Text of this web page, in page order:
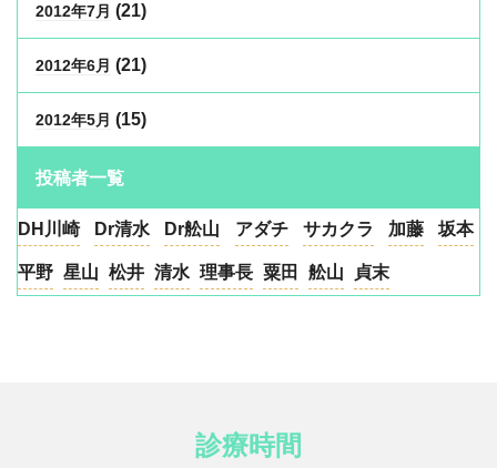
2012年7月 (21)
2012年6月 (21)
2012年5月 (15)
投稿者一覧
DH川崎 Dr清水 Dr舩山 アダチ サカクラ 加藤 坂本
平野 星山 松井 清水 理事長 粟田 舩山 貞末
診療時間